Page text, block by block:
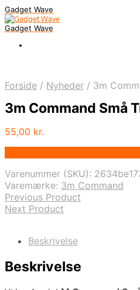
Gadget Wave
Gadget Wave
Forside / Nyheder / 3m
3m Command Små
55,00 kr.
Varenummer (SKU):
Varemærke: 3m Command
Previous Product
Next Product
Beskrivelse
Beskrivelse